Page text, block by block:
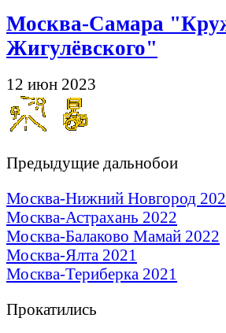
Москва-Самара
Жигулёвского"
12 июн 2023
Предыдущие дальнобои
Москва-Нижний Новгород
Москва-Астрахань 2022
Москва-Балаково Мамай 2022
Москва-Ялта 2021
Москва-Териберка 2021
Прокатились